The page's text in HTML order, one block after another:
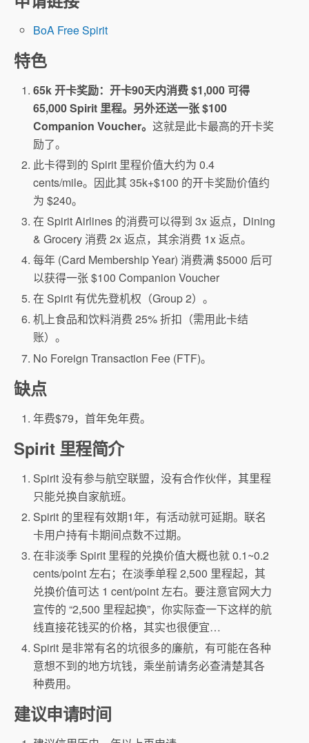
BoA Free Spirit
特色
65k 开卡奖励：开卡90天内消费 $1,000 可得
65,000 Spirit 里程。另外还送一张 $100
Companion Voucher。这就是此卡最高的开卡奖
励了。
此卡得到的 Spirit 里程价值大约为 0.4
cents/mile。因此其 35k+$100 的开卡奖励价值约
为 $240。
在 Spirit Airlines 的消费可以得到 3x 返点，Dining
& Grocery 消费 2x 返点，其余消费 1x 返点。
每年 (Card Membership Year) 消费满 $5000 后可
以获得一张 $100 Companion Voucher
在 Spirit 有优先登机权（Group 2）。
机上食品和饮料消费 25% 折扣（需用此卡结
账）。
No Foreign Transaction Fee (FTF)。
缺点
年费$79，首年免年费。
Spirit 里程简介
Spirit 没有参与航空联盟，没有合作伙伴，其里程
只能兑换自家航班。
Spirit 的里程有效期1年，有活动就可延期。联名
卡用户持有卡期间点数不过期。
在非淡季 Spirit 里程的兑换价值大概也就 0.1~0.2
cents/point 左右；在淡季单程 2,500 里程起，其
兑换价值可达 1 cent/point 左右。要注意官网大力
宣传的 “2,500 里程起换”，你实际查一下这样的航
线直接花钱买的价格，其实也很便宜…
Spirit 是非常有名的坑很多的廉航，有可能在各种
意想不到的地方坑钱，乘坐前请务必查清楚其各
种费用。
建议申请时间